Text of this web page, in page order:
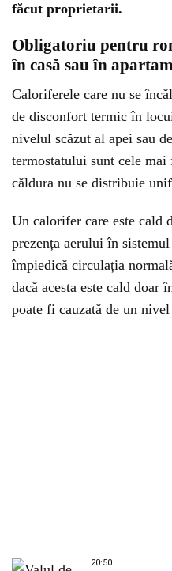
făcut proprietarii.
Obligatoriu pentru
în casă sau în
Caloriferele care nu se
de disconfort termic în
nivelul scăzut al apei sau
termostatului sunt cele
căldura nu se distribuie
Un calorifer care este cald
prezența aerului în
împiedică circulația
dacă acesta este cald doar
poate fi cauzată de un
20:50